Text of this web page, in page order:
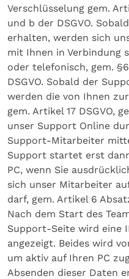
Verschlüsselung gem.
und b der DSGVO.
erhalten, werden sich
mit Ihnen in Verbindung
oder telefonisch, gem.
DSGVO. Sobald der
werden die von Ihnen
gem. Artikel 17 DSGVO,
unser Support Online
Support-Mitarbeiter
Support startet erst
PC, wenn Sie
sich unser Mitarbeiter
darf, gem. Artikel 6
Nach dem Start des
Support-Seite wird eine
angezeigt. Beides wird
um aktiv auf Ihren PC
Absenden dieser Daten